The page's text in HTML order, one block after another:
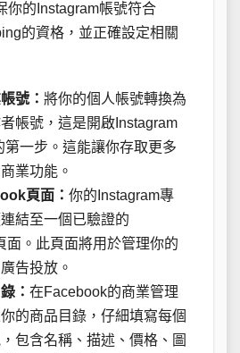
你的Instagram帳號符合
的資格，並正確設定相關
號： 將你的個人帳號轉換為
帳號，這是開啟Instagram
第一步。這能讓你存取更多
業功能。
頁面： 你的Instagram專
結至一個已驗證的
面。此頁面將用於管理你的
告投放。
： 在Facebook的商業管理
的商品目錄，仔細填寫每個
包含名稱、描述、價格、圖